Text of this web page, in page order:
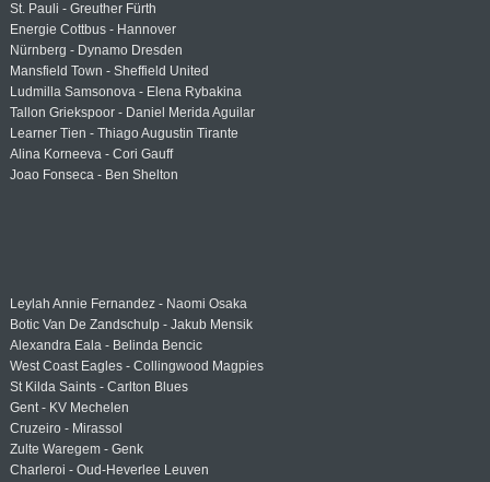
St. Pauli - Greuther Fürth
Energie Cottbus - Hannover
Nürnberg - Dynamo Dresden
Mansfield Town - Sheffield United
Ludmilla Samsonova - Elena Rybakina
Tallon Griekspoor - Daniel Merida Aguilar
Learner Tien - Thiago Augustin Tirante
Alina Korneeva - Cori Gauff
Joao Fonseca - Ben Shelton
Leylah Annie Fernandez - Naomi Osaka
Botic Van De Zandschulp - Jakub Mensik
Alexandra Eala - Belinda Bencic
West Coast Eagles - Collingwood Magpies
St Kilda Saints - Carlton Blues
Gent - KV Mechelen
Cruzeiro - Mirassol
Zulte Waregem - Genk
Charleroi - Oud-Heverlee Leuven